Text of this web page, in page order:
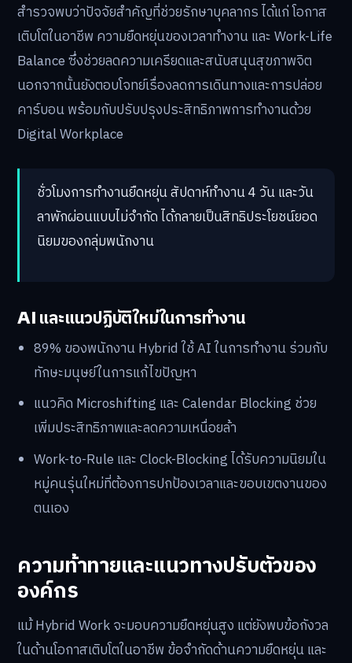
สำรวจพบว่าปัจจัยสำคัญที่ช่วยรักษาบุคลากร ได้แก่ โอกาส
เติบโตในอาชีพ ความยืดหยุ่นของเวลาทำงาน และ Work-Life
Balance ซึ่งช่วยลดความเครียดและสนับสนุนสุขภาพจิต
นอกจากนั้นยังตอบโจทย์เรื่องลดการเดินทางและการปล่อย
คาร์บอน พร้อมกับปรับปรุงประสิทธิภาพการทำงานด้วย
Digital Workplace
ชั่วโมงการทำงานยืดหยุ่น สัปดาห์ทำงาน 4 วัน และวัน
ลาพักผ่อนแบบไม่จำกัด ได้กลายเป็นสิทธิประโยชน์ยอด
นิยมของกลุ่มพนักงาน
AI และแนวปฏิบัติใหม่ในการทำงาน
89% ของพนักงาน Hybrid ใช้ AI ในการทำงาน ร่วมกับ
ทักษะมนุษย์ในการแก้ไขปัญหา
แนวคิด Microshifting และ Calendar Blocking ช่วย
เพิ่มประสิทธิภาพและลดความเหนื่อยล้า
Work-to-Rule และ Clock-Blocking ได้รับความนิยมใน
หมู่คนรุ่นใหม่ที่ต้องการปกป้องเวลาและขอบเขตงานของ
ตนเอง
ความท้าทายและแนวทางปรับตัวของ
องค์กร
แม้ Hybrid Work จะมอบความยืดหยุ่นสูง แต่ยังพบข้อกังวล
ในด้านโอกาสเติบโตในอาชีพ ข้อจำกัดด้านความยืดหยุ่น และ